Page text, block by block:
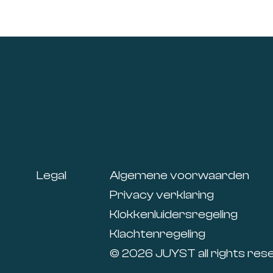
Legal
Algemene voorwaarden
Privacy verklaring
Klokkenluidersregeling
Klachtenregeling
© 2026 JUYST all rights